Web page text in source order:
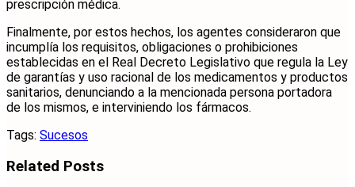
prescripción médica.
Finalmente, por estos hechos, los agentes consideraron que
incumplía los requisitos, obligaciones o prohibiciones
establecidas en el Real Decreto Legislativo que regula la Ley
de garantías y uso racional de los medicamentos y productos
sanitarios, denunciando a la mencionada persona portadora
de los mismos, e interviniendo los fármacos.
Tags: Sucesos
Related Posts